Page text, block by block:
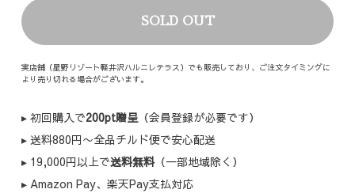
SOLD OUT
実店舗（星野リゾート軽井沢ハルニレテラス）でも販売しており、ご注文タイミングに
より売り切れる場合がございます。
▸ 初回購入で200pt贈呈（会員登録が必要です）
▸ 送料880円〜全品チルド便で安心配送
▸ 19,000円以上で送料無料（一部地域除く）
▸ Amazon Pay、楽天Pay支払対応